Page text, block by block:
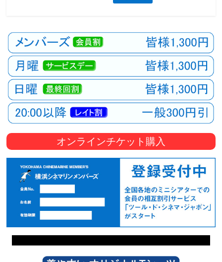
映
画
こ
街
オンラインチケット購入